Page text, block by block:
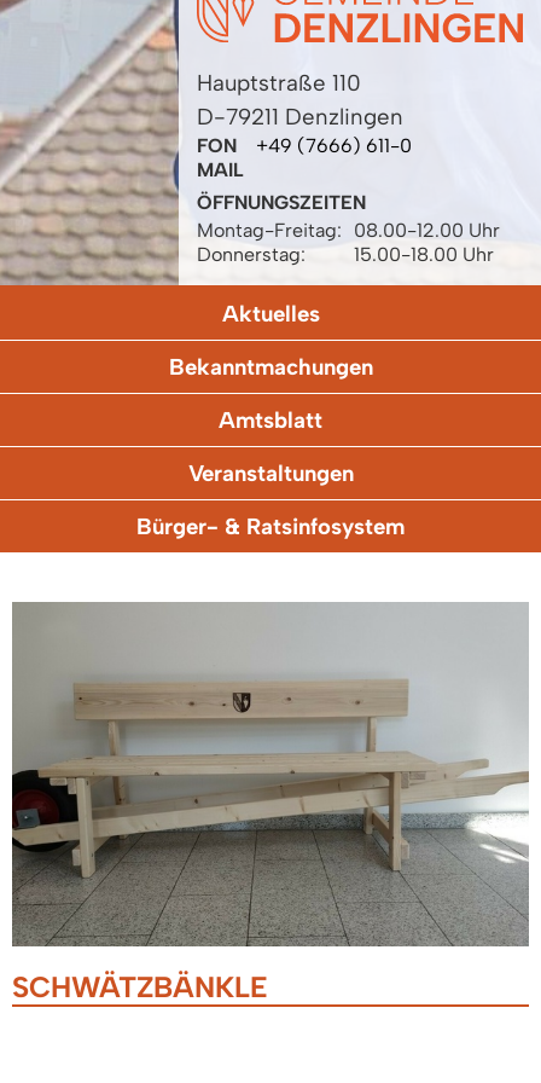
Hauptstraße 110
D-79211 Denzlingen
FON
+49 (7666) 611-0
MAIL
ÖFFNUNGSZEITEN
Montag-Freitag:
08.00-12.00 Uhr
Donnerstag:
15.00-18.00 Uhr
Aktuelles
Bekanntmachungen
Amtsblatt
Veranstaltungen
Bürger- & Ratsinfosystem
SCHWÄTZBÄNKLE